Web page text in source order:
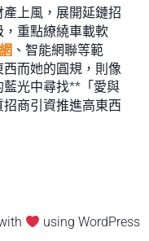
上風，展開延鏈招
重點繚繞車載軟
、智能網聯等範
而她的圓規，則像
光中尋找**「愛與
商引資推進高東西
using WordPress